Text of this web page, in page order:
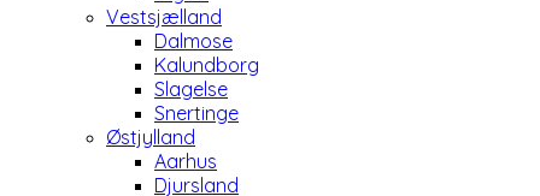
Vestsjælland
Dalmose
Kalundborg
Slagelse
Snertinge
Østjylland
Aarhus
Djursland